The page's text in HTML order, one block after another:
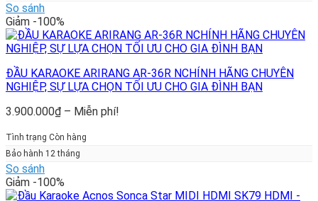
So sánh
Giảm -100%
ĐẦU KARAOKE ARIRANG AR-36R NCHÍNH HÃNG CHUYÊN
NGHIỆP, SỰ LỰA CHỌN TỐI ƯU CHO GIA ĐÌNH BẠN
3.900.000₫ – Miễn phí!
phí!
Tình trạng Còn hàng
Bảo hành 12 tháng
So sánh
Giảm -100%